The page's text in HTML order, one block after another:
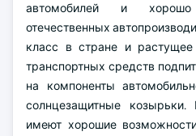
автомобилей и
отечественных
класс в стране и растущее
транспортных средств
на компоненты
солнцезащитные козырьки.
имеют хорошие